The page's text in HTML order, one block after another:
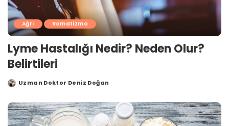
Ağrı Romatizma
Lyme Hastalığı Nedir? Neden Olur?
Belirtileri
PostedUzman Doktor Deniz Doğan